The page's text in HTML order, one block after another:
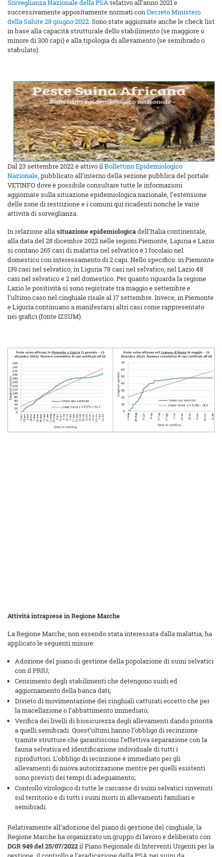
Sorveglianza Nazionale della PSArelativo all’anno 2021 e
successivamente appositamente normati conDecreto Ministero
della Salute 28 giugno 2022. Sono state aggiornate anche le check list
in base alla capacità strutturale dello stabilimento (se maggiore o
minore di 300 capi) e alla tipologia di allevamento (se semibrado o
stabulato).
Dal 23 settembre 2022 è attivo ilBollettino Epidemiologico
Nazionale, pubblicato all’interno della sezione pubblica del portale
VETINFO dove è possibile consultare tutte le informazioni
aggiornate sulla situazione epidemiologica nazionale, l’estensione
delle zone di restrizione e i comuni qui ricadenti nonché le varie
attività di sorveglianza.
In relazione allasituazione epidemiologicadell’Italia continentale,
alla data del 28 dicembre 2022 nelle regioni Piemonte, Liguria e Lazio
si contano 265 casi di malattia nel selvatico e 1 focolaio nel
domestico con interessamento di 2 capi. Nello specifico: in Piemonte
139 casi nel selvatico, in Liguria 78 casi nel selvatico, nel Lazio 48
casi nel selvatico e 2 nel domestico. Per quanto riguarda la regione
Lazio le positività si sono registrate tra maggio e settembre e
l’ultimo caso nel cinghiale risale al 17 settembre. Invece, in Piemonte
e Liguria continuano a manifestarsi altri casi come rappresentato
nei grafici (fonte IZSUM).
Attività intraprese in Regione Marche
La Regione Marche, non essendo stata interessata dalla malattia, ha
applicato le seguenti misure:
Adozione del piano di gestione della popolazione di suini selvatici
con il PRIU;
Censimento degli stabilimenti che detengono suidi ed
aggiornamento della banca dati;
Divieto di movimentazione dei cinghiali catturati eccetto che per
la macellazione o l’abbattimento immediato;
Verifica dei livelli di biosicurezza degli allevamenti dando priorità
a quelli semibradi. Quest’ultimi hanno l’obbligo di recinzione
tramite strutture che garantiscono l’effettiva separazione con la
fauna selvatica ed identificazione individuale di tutti i
riproduttori. L’obbligo di recinzione è immediato per gli
allevamenti di nuova autorizzazione mentre per quelli esistenti
sono previsti dei tempi di adeguamento;
Controllo virologico di tutte le carcasse di suini selvatici rinvenuti
sul territorio e di tutti i suini morti in allevamenti familiari e
semibradi.
Relativamente all’adozione del piano di gestione del cinghiale, la
Regione Marche ha organizzato un gruppo di lavoro e deliberato con
DGR 949 del 25/07/2022il Piano Regionale di Interventi Urgenti per la